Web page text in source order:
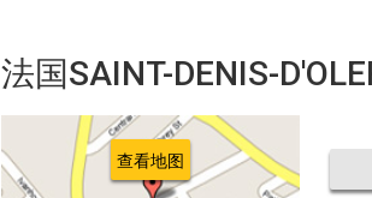
法国SAINT-DENIS-
查看地图